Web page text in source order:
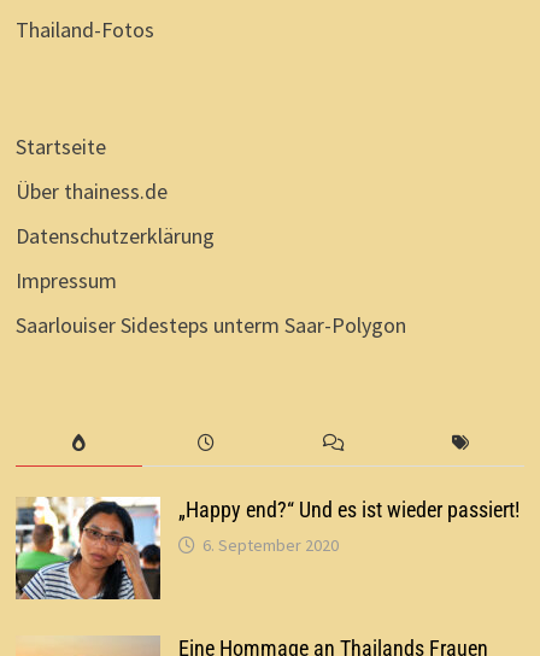
Thailand-Fotos
Startseite
Über thainess.de
Datenschutzerklärung
Impressum
Saarlouiser Sidesteps unterm Saar-Polygon
„Happy end?“ Und es ist wieder passiert!
6. September 2020
Eine Hommage an Thailands Frauen